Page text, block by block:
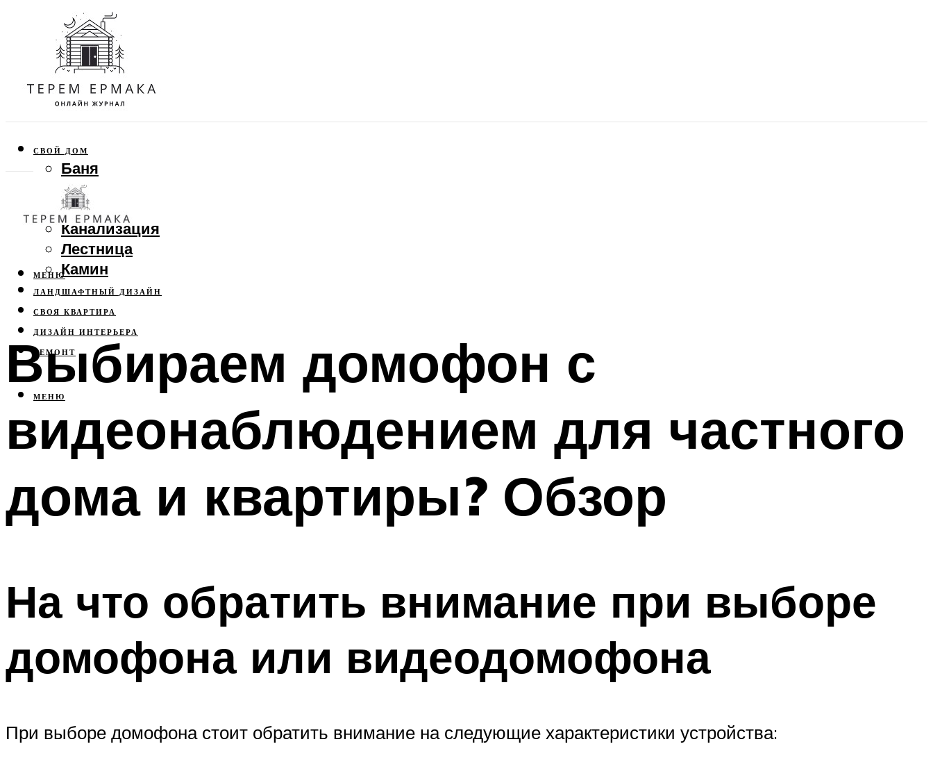
СВОЙ ДОМ
Баня
Веранда
Забор
Канализация
Лестница
Камин
ЛАНДШАФТНЫЙ ДИЗАЙН
СВОЯ КВАРТИРА
ДИЗАЙН ИНТЕРЬЕРА
РЕМОНТ
МЕНЮ
МЕНЮ
Выбираем домофон с
видеонаблюдением для частного
дома и квартиры? Обзор
На что обратить внимание при выборе
домофона или видеодомофона
При выборе домофона стоит обратить внимание на следующие характеристики устройства: